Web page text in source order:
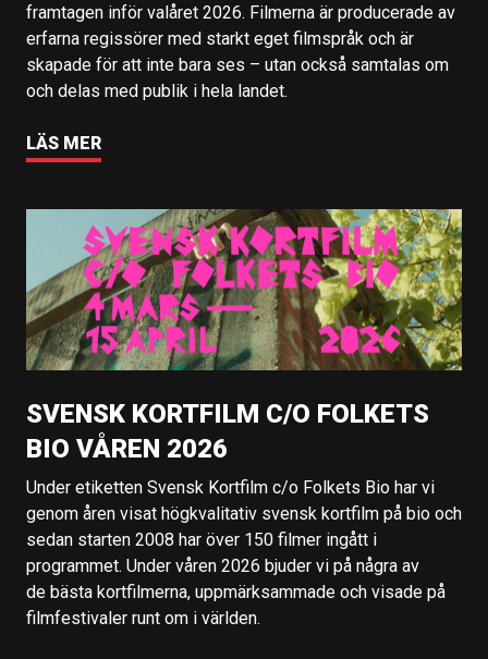
framtagen inför valåret 2026. Filmerna är producerade av
erfarna regissörer med starkt eget filmspråk och är
skapade för att inte bara ses – utan också samtalas om
och delas med publik i hela landet.
LÄS MER
SVENSK KORTFILM C/O FOLKETS
BIO VÅREN 2026
Under etiketten Svensk Kortfilm c/o Folkets Bio har vi
genom åren visat högkvalitativ svensk kortfilm på bio och
sedan starten 2008 har över 150 filmer ingått i
programmet. Under våren 2026 bjuder vi på några av
de bästa kortfilmerna, uppmärksammade och visade på
filmfestivaler runt om i världen.